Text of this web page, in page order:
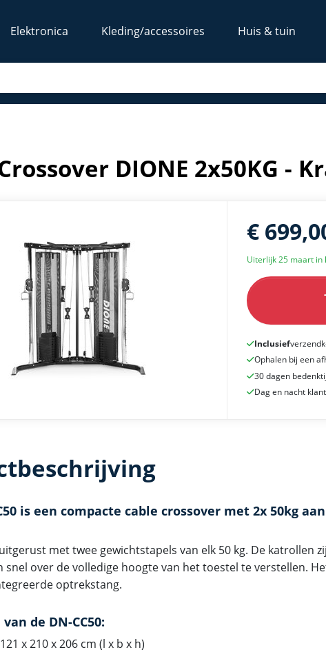
Elektronica Kleding/accessoires Huis & tuin
DIONE 2x50KG -
€
Uiterlijk 25 maart in
Inclusief
Ophalen bij een
30 dagen
Dag en nacht
is een compacte cable crossover met 2x 50kg aan
met twee gewichtstapels van elk 50 kg. De katrollen
snel over de volledige hoogte van het toestel te verstellen.
optrekstang.
de DN-CC50:
x 210 x 206 cm (l x b x h)